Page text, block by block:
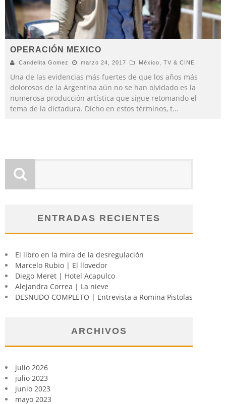
OPERACIÓN MEXICO
Candelita Gomez marzo 24, 2017 México TV & CINE
Una de las evidencias más fuertes de que los años más
dolorosos de la Argentina aún no se han olvidado es la
numerosa producción artística que sigue retomando el
tema de la dictadura. Dicho en estos términos, t...
ENTRADAS RECIENTES
El libro en la mira de la desregulación
Marcelo Rubio | El llovedor
Diego Meret | Hotel Acapulco
Alejandra Correa | La nieve
DESNUDO COMPLETO | Entrevista a Romina Pistolas
ARCHIVOS
julio 2026
julio 2023
junio 2023
mayo 2023